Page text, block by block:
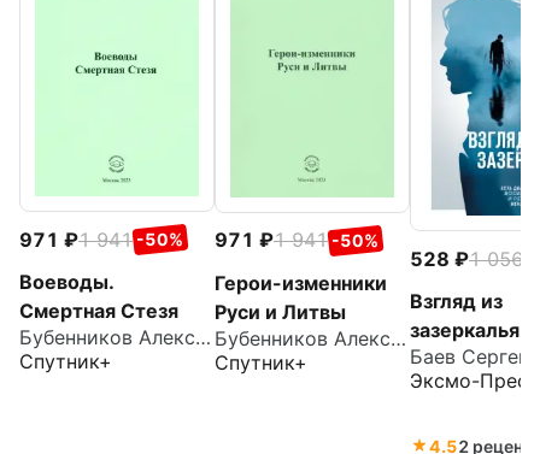
971 1 941 -50%
Воеводы.
Смертная Стезя
Бубенников Александр Николаевич
Спутник+
971 1 941 -50%
Герои-изменники
Руси и Литвы
Бубенников Александр Николаевич
Спутник+
528 1 056
Взгляд из
зазеркалья
Эксмо-Пресс
4.52